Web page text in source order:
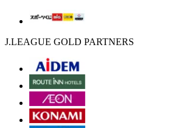
J.LEAGUE GOLD PARTNERS